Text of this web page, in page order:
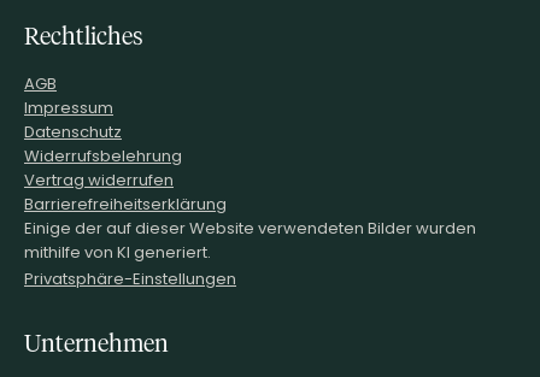
Rechtliches
AGB
Impressum
Datenschutz
Widerrufsbelehrung
Vertrag widerrufen
Barrierefreiheitserklärung
Einige der auf dieser Website verwendeten Bilder wurden
mithilfe von KI generiert.
Privatsphäre-Einstellungen
Unternehmen